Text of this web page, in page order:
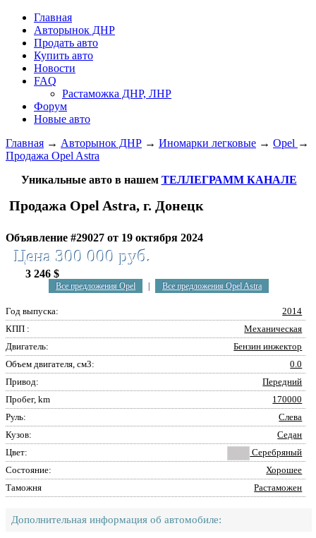
Главная
Авторынок ДНР
Продать авто
Купить авто
Новости
FAQ
Растаможка ДНР, ЛНР
Форум
Новые авто
Главная → Авторынок ДНР → Иномарки легковые → Opel →
Продажа Opel Astra
Уникальные авто в нашем ТЕЛЛЕГРАММ КАНАЛЕ
Продажа Opel Astra, г. Донецк
Объявление #29027 от 19 октября 2024
Цена 300 000 руб.
3 246 $
Все предложения Opel Все предложения Opel Astra
Год выпуска:
2014
КПП :
Механическая
Двигатель:
Бензин инжектор
Объем двигателя, см3:
0.0
Привод:
Передний
Пробег, km
170000
Руль:
Слева
Кузов:
Седан
Цвет:
Серебряный
Состояние:
Хорошее
Таможня
Растаможен
Дополнительная информация об автомобиле: